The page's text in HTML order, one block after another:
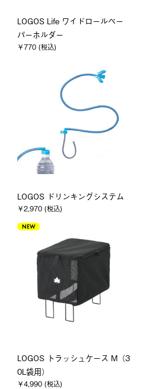
LOGOS Life ワイドロールペー
パーホルダー
￥770 (税込)
LOGOS ドリンキングシステム
￥2,970 (税込)
NEW
LOGOS トラッシュケース M（3
0L袋用）
￥4,990 (税込)